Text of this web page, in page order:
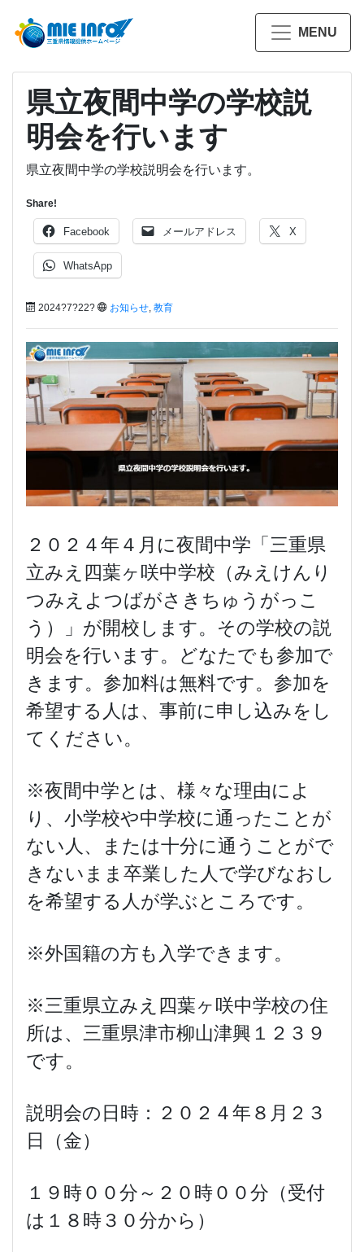
MENU
県立夜間中学の学校説
明会を行います
県立夜間中学の学校説明会を行います。
Share!
Facebook メールアドレス X
WhatsApp
2024?7?22? お知らせ, 教育
２０２４年４月に夜間中学「三重県
立みえ四葉ヶ咲中学校（みえけんり
つみえよつばがさきちゅうがっこ
う）」が開校します。その学校の説
明会を行います。どなたでも参加で
きます。参加料は無料です。参加を
希望する人は、事前に申し込みをし
てください。
※夜間中学とは、様々な理由によ
り、小学校や中学校に通ったことが
ない人、または十分に通うことがで
きないまま卒業した人で学びなおし
を希望する人が学ぶところです。
※外国籍の方も入学できます。
※三重県立みえ四葉ヶ咲中学校の住
所は、三重県津市柳山津興１２３９
です。
説明会の日時：２０２４年８月２３
日（金）
１９時００分～２０時００分（受付
は１８時３０分から）